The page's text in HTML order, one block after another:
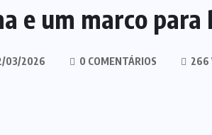
e um marco
03/2026 0 COMENTÁRIOS 266